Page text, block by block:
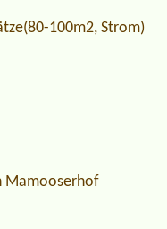
100m2, Strom)
Mamooserhof